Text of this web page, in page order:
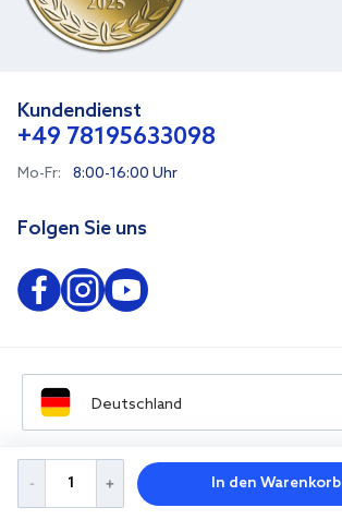
In den Warenkorb
Kundendienst
+49 78195633098
Mo-Fr: 8:00-16:00 Uhr
Folgen Sie uns
Deutschland